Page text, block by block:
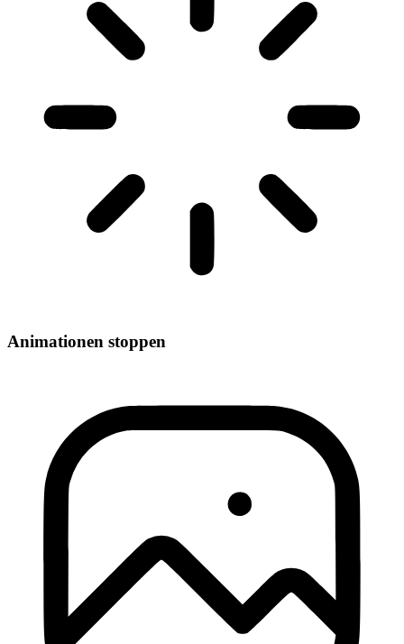
Animationen stoppen